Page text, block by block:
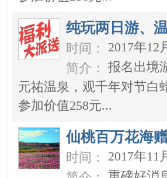
纯玩两日游、
时间：
2017年12
简介：
报名出境
元祐温泉，观千年对节白
参加价值258元...
仙桃百万花海
时间：
2017年11